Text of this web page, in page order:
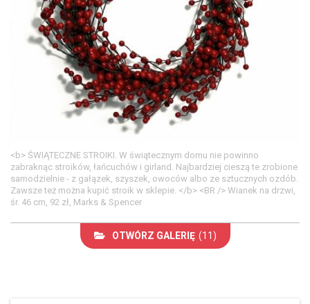
<b> ŚWIĄTECZNE STROIKI. W świątecznym domu nie powinno
zabraknąc stroików, łańcuchów i girland. Najbardziej cieszą te zrobione
samodzielnie - z gałązek, szyszek, owoców albo ze sztucznych ozdób.
Zawsze też można kupić stroik w sklepie. </b> <BR /> Wianek na drzwi,
śr. 46 cm, 92 zł, Marks & Spencer
OTWÓRZ GALERIĘ (11)